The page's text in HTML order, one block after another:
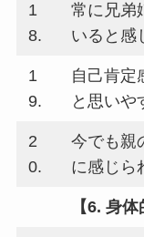
1
8.
常に兄弟
いると感
1
9.
自己肯定
と思いや
2
0.
今でも親
に感じら
【6. 身